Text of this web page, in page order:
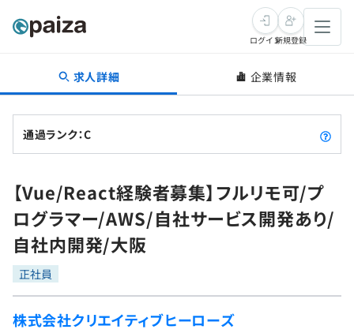
転職・キャリア
転職成功ガイド
転職エージェント
インタビュー
転職成功ガイド
新卒就活
求人検索
本選考
インターン
新卒エージェント
学習
問題集
4択課題
プログラミング言語
ゲーム・マンガ
ログイン新規登録
求人詳細 企業情報
通過ランク：C
【Vue/React経験者募集】フルリモ可/プ
ログラマー/AWS/自社サービス開発あり/
自社内開発/大阪
正社員
株式会社クリエイティブヒーローズ